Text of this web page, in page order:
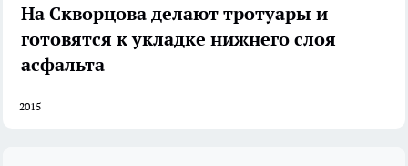
На Скворцова делают тротуары и
готовятся к укладке нижнего слоя
асфальта
2015